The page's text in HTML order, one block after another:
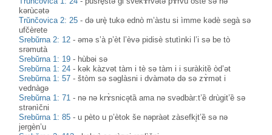
kərùcətə
Trŭnčovica 2: 25 -də urè̟ tukə ednò m’àstu si ìmme kədè segà sə
ufčèrete
Srebŭrna 2: 12 -əmə s’à p’èt l’èvə pidisè stutìnki l’i sə be tò
srəmutà
Srebŭrna 1: 19 - hùbəi sə
Srebŭrna 1: 24 - kək kàzvət tàm i tè sə tàm i i suràkitȅ òd’ət
Srebŭrna 1: 57 -štòm sə səglàsni i dvàmətə də sə zɤ̀mət i
vednàgə
Srebŭrna 1: 71 - nə nə krɤ̀snicə̥tȁ ama nə svədbàr:t’ȅ drùgit’ȅ sə
strənìčni
Srebŭrna 1: 85 -u pèto u p’ètok še nəpràət zàsefki̥t’ȅ sə nə
jergèn’u